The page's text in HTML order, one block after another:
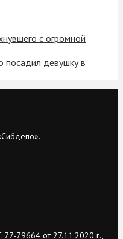
с огромной
посадил девушку в
79664 от 27.11.2020 г.,